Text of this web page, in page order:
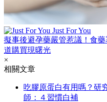
Just For You
擬事後避孕藥嚴管惹議！食
道購買現曙光
×
相關文章
吃膠原蛋白有用嗎？研
師：４習慣白補